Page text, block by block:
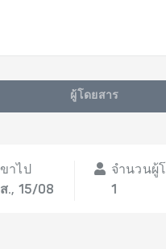
ผู้โดยสาร
ขาไป
ส., 15/08
จำนวนผู้
1